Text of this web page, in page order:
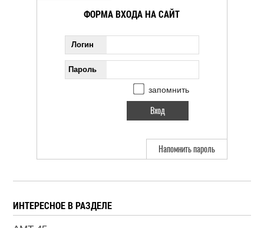
ФОРМА ВХОДА НА САЙТ
Логин
Пароль
запомнить
Напомнить пароль
ИНТЕРЕСНОЕ В РАЗДЕЛЕ